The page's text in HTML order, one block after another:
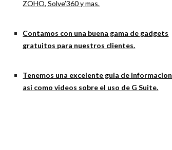
ZOHO, Solve’360 y mas.
Contamos con una buena gama de gadgets
gratuitos para nuestros clientes.
Tenemos una excelente guia de informacion
asi como videos sobre el uso de G Suite.